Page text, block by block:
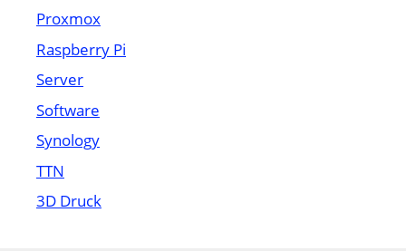
Proxmox
Raspberry Pi
Server
Software
Synology
TTN
3D Druck